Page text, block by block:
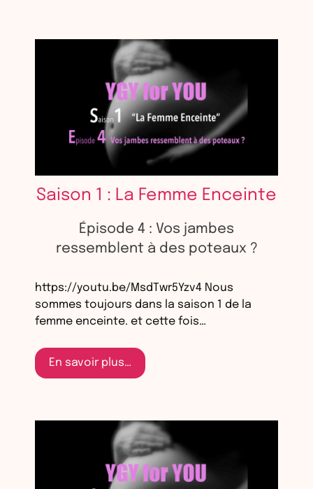
Saison 1 : La Femme Enceinte
Épisode 4 : Vos jambes
ressemblent à des poteaux ?
https://youtu.be/MsdTwr5Yzv4 Nous
sommes toujours dans la saison 1 de la
femme enceinte. et cette fois…
En savoir plus…